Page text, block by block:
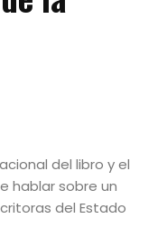
del libro y el
hablar sobre un
del Estado